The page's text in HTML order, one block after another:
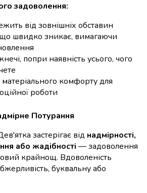
задоволення:
від зовнішніх обставин
швидко зникає, вимагаючи
попри наявність усього, чого
комфорту для
роботи
Потурання
застерігає від надмірності,
або жадібності — задоволення
крайнощ. Вдоволеність
буквальну або